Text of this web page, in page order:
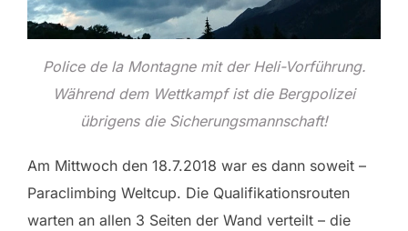
Police de la Montagne mit der Heli-Vorführung.
Während dem Wettkampf ist die Bergpolizei
übrigens die Sicherungsmannschaft!
Am Mittwoch den 18.7.2018 war es dann soweit –
Paraclimbing Weltcup. Die Qualifikationsrouten
warten an allen 3 Seiten der Wand verteilt – die